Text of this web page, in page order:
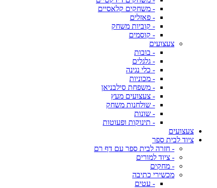
- משחקים קלאסיים
- פאזלים
- קוביות משחק
- קוסמים
צעצועים
- בובות
- גלגלים
- כלי נגינה
- מכוניות
- משפחת סילבניאן
- צעצועים מעץ
- שולחנות משחק
- שונות
- תינוקות ופעוטות
צעצועים
ציוד לבית ספר
- חזרה לבית ספר עם דף רם
- ציוד למורים
- מחקים
מכשירי כתיבה
- עטים